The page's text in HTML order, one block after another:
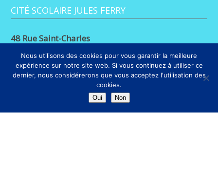
CITÉ SCOLAIRE JULES FERRY
48 Rue Saint-Charles
03 29 56 26 68
Nous utilisons des cookies pour vous garantir la meilleure
expérience sur notre site web. Si vous continuez à utiliser ce
dernier, nous considérerons que vous acceptez l'utilisation des
cookies.
Oui Non